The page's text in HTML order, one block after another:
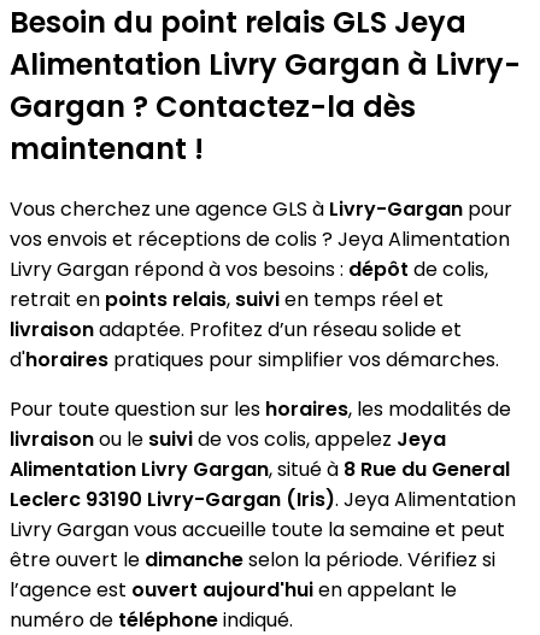
−
Besoin du point relais GLS Jeya
Alimentation Livry Gargan à Livry-
Gargan ? Contactez-la dès
maintenant !
Vous cherchez une agence GLS à Livry-Gargan pour
vos envois et réceptions de colis ? Jeya Alimentation
Livry Gargan répond à vos besoins : dépôt de colis,
retrait en points relais, suivien temps réel et
livraisonadaptée. Profitez d’un réseau solide et
d'horaires pratiques pour simplifier vos démarches.
Pour toute question sur les horaires, les modalités de
livraisonou le suivide vos colis, appelez Jeya
Alimentation Livry Gargan, situé à 8 Rue du General
Leclerc 93190 Livry-Gargan (Iris). Jeya Alimentation
Livry Gargan vous accueille toute la semaine et peut
être ouvert le dimancheselon la période. Vérifiez si
l’agence est ouvert aujourd'huien appelant le
numéro de téléphoneindiqué.